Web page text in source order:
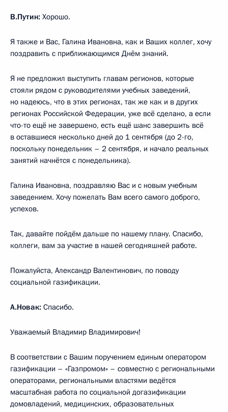
В.Путин: Хорошо.
Я также и Вас, Галина Ивановна, как и Ваших коллег, хочу
поздравить с приближающимся Днём знаний.
Я не предложил выступить главам регионов, которые
стояли рядом с руководителями учебных заведений,
но надеюсь, что в этих регионах, так же как и в других
регионах Российской Федерации, уже всё сделано, а если
что-то ещё не завершено, есть ещё шанс завершить всё
в оставшиеся несколько дней до 1 сентября (до 2-го,
поскольку понедельник – 2 сентября, и начало реальных
занятий начнётся с понедельника).
Галина Ивановна, поздравляю Вас и с новым учебным
заведением. Хочу пожелать Вам всего самого доброго,
успехов.
Так, давайте пойдём дальше по нашему плану. Спасибо,
коллеги, вам за участие в нашей сегодняшней работе.
Пожалуйста, Александр Валентинович, по поводу
социальной газификации.
А.Новак: Спасибо.
Уважаемый Владимир Владимирович!
В соответствии с Вашим поручением единым оператором
газификации – «Газпромом» – совместно с региональными
операторами, региональными властями ведётся
масштабная работа по социальной догазификации
домовладений, медицинских, образовательных